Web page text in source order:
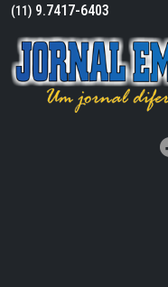
(11) 9.7417-6403